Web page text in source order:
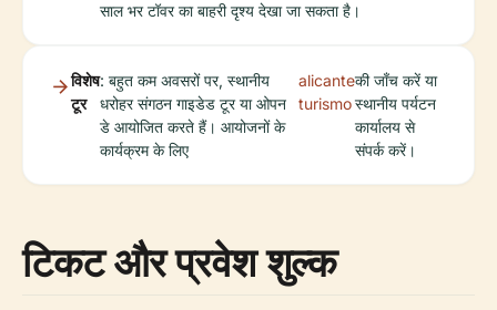
साल भर टॉवर का बाहरी दृश्य देखा जा सकता है।
विशेष
टूर
: बहुत कम अवसरों पर, स्थानीय
धरोहर संगठन गाइडेड टूर या ओपन
डे आयोजित करते हैं। आयोजनों के
कार्यक्रम के लिए
alicante
turismo
की जाँच करें या
स्थानीय पर्यटन
कार्यालय से
संपर्क करें।
टिकट और प्रवेश शुल्क